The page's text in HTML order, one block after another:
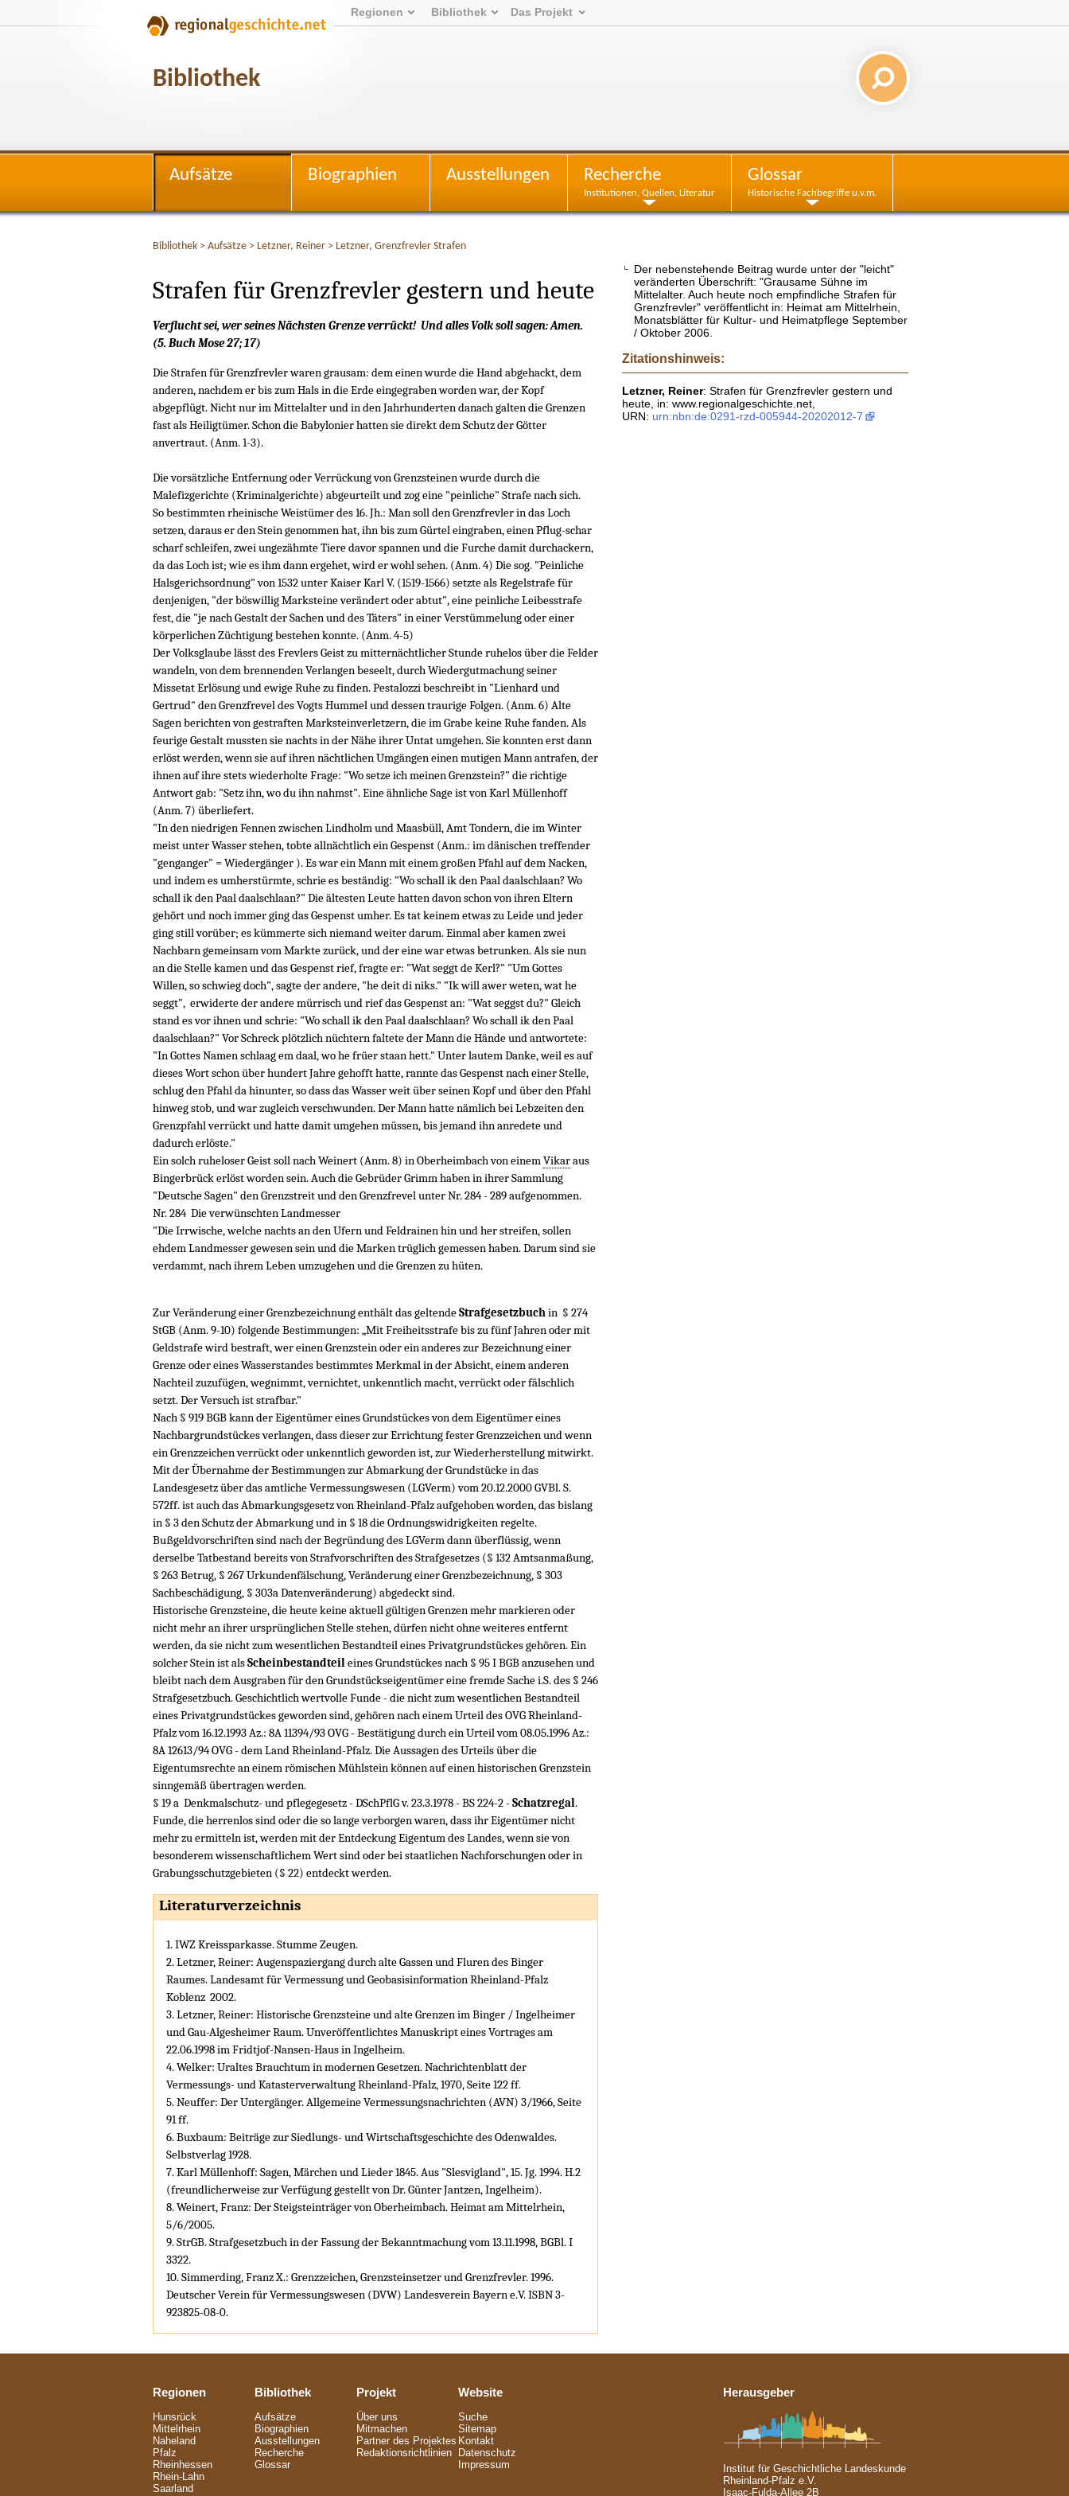
Regionen Bibliothek Das Projekt
Bibliothek
Aufsätze Biographien Ausstellungen Recherche
Institutionen, Quellen, Literatur
Glossar
Historische Fachbegriffe u.v.m.
Bibliothek > Aufsätze> Letzner, Reiner> Letzner, Grenzfrevler Strafen
Strafen für Grenzfrevler gestern und heute
Verflucht sei, wer seines Nächsten Grenze verrückt! Und alles Volk soll sagen: Amen.
(5. Buch Mose 27; 17)
Die Strafen für Grenzfrevler waren grausam: dem einen wurde die Hand abgehackt, dem
anderen, nachdem er bis zum Hals in die Erde eingegraben worden war, der Kopf
abgepflügt. Nicht nur im Mittelalter und in den Jahrhunderten danach galten die Grenzen
fast als Heiligtümer. Schon die Babylonier hatten sie direkt dem Schutz der Götter
anvertraut. (Anm. 1-3).
Die vorsätzliche Entfernung oder Verrückung von Grenzsteinen wurde durch die
Malefizgerichte (Kriminalgerichte) abgeurteilt und zog eine "peinliche" Strafe nach sich.
So bestimmten rheinische Weistümer des 16. Jh.: Man soll den Grenzfrevler in das Loch
setzen, daraus er den Stein genommen hat, ihn bis zum Gürtel eingraben, einen Pflug-schar
scharf schleifen, zwei ungezähmte Tiere davor spannen und die Furche damit durchackern,
da das Loch ist; wie es ihm dann ergehet, wird er wohl sehen. (Anm. 4) Die sog. "Peinliche
Halsgerichsordnung" von 1532 unter Kaiser Karl V. (1519-1566) setzte als Regelstrafe für
denjenigen, "der böswillig Marksteine verändert oder abtut", eine peinliche Leibesstrafe
fest, die "je nach Gestalt der Sachen und des Täters" in einer Verstümmelung oder einer
körperlichen Züchtigung bestehen konnte. (Anm. 4-5)
Der Volksglaube lässt des Frevlers Geist zu mitternächtlicher Stunde ruhelos über die Felder
wandeln, von dem brennenden Verlangen beseelt, durch Wiedergutmachung seiner
Missetat Erlösung und ewige Ruhe zu finden. Pestalozzi beschreibt in "Lienhard und
Gertrud" den Grenzfrevel des Vogts Hummel und dessen traurige Folgen. (Anm. 6) Alte
Sagen berichten von gestraften Marksteinverletzern, die im Grabe keine Ruhe fanden. Als
feurige Gestalt mussten sie nachts in der Nähe ihrer Untat umgehen. Sie konnten erst dann
erlöst werden, wenn sie auf ihren nächtlichen Umgängen einen mutigen Mann antrafen, der
ihnen auf ihre stets wiederholte Frage: "Wo setze ich meinen Grenzstein?" die richtige
Antwort gab: "Setz ihn, wo du ihn nahmst". Eine ähnliche Sage ist von Karl Müllenhoff
(Anm. 7) überliefert.
"In den niedrigen Fennen zwischen Lindholm und Maasbüll, Amt Tondern, die im Winter
meist unter Wasser stehen, tobte allnächtlich ein Gespenst (Anm.: im dänischen treffender
"genganger" = Wiedergänger ). Es war ein Mann mit einem großen Pfahl auf dem Nacken,
und indem es umherstürmte, schrie es beständig: "Wo schall ik den Paal daalschlaan? Wo
schall ik den Paal daalschlaan?" Die ältesten Leute hatten davon schon von ihren Eltern
gehört und noch immer ging das Gespenst umher. Es tat keinem etwas zu Leide und jeder
ging still vorüber; es kümmerte sich niemand weiter darum. Einmal aber kamen zwei
Nachbarn gemeinsam vom Markte zurück, und der eine war etwas betrunken. Als sie nun
an die Stelle kamen und das Gespenst rief, fragte er: "Wat seggt de Kerl?" "Um Gottes
Willen, so schwieg doch", sagte der andere, "he deit di niks." "Ik will awer weten, wat he
seggt", erwiderte der andere mürrisch und rief das Gespenst an: "Wat seggst du?" Gleich
stand es vor ihnen und schrie: "Wo schall ik den Paal daalschlaan? Wo schall ik den Paal
daalschlaan?" Vor Schreck plötzlich nüchtern faltete der Mann die Hände und antwortete:
"In Gottes Namen schlaag em daal, wo he früer staan hett." Unter lautem Danke, weil es auf
dieses Wort schon über hundert Jahre gehofft hatte, rannte das Gespenst nach einer Stelle,
schlug den Pfahl da hinunter, so dass das Wasser weit über seinen Kopf und über den Pfahl
hinweg stob, und war zugleich verschwunden. Der Mann hatte nämlich bei Lebzeiten den
Grenzpfahl verrückt und hatte damit umgehen müssen, bis jemand ihn anredete und
dadurch erlöste."
Ein solch ruheloser Geist soll nach Weinert (Anm. 8) in Oberheimbach von einemVikaraus
Bingerbrück erlöst worden sein. Auch die Gebrüder Grimm haben in ihrer Sammlung
"Deutsche Sagen" den Grenzstreit und den Grenzfrevel unter Nr. 284 - 289 aufgenommen.
Nr. 284 Die verwünschten Landmesser
"Die Irrwische, welche nachts an den Ufern und Feldrainen hin und her streifen, sollen
ehdem Landmesser gewesen sein und die Marken trüglich gemessen haben. Darum sind sie
verdammt, nach ihrem Leben umzugehen und die Grenzen zu hüten.
Zur Veränderung einer Grenzbezeichnung enthält das geltendeStrafgesetzbuchin § 274
StGB (Anm. 9-10) folgende Bestimmungen: „Mit Freiheitsstrafe bis zu fünf Jahren oder mit
Geldstrafe wird bestraft, wer einen Grenzstein oder ein anderes zur Bezeichnung einer
Grenze oder eines Wasserstandes bestimmtes Merkmal in der Absicht, einem anderen
Nachteil zuzufügen, wegnimmt, vernichtet, unkenntlich macht, verrückt oder fälschlich
setzt. Der Versuch ist strafbar."
Nach § 919 BGB kann der Eigentümer eines Grundstückes von dem Eigentümer eines
Nachbargrundstückes verlangen, dass dieser zur Errichtung fester Grenzzeichen und wenn
ein Grenzzeichen verrückt oder unkenntlich geworden ist, zur Wiederherstellung mitwirkt.
Mit der Übernahme der Bestimmungen zur Abmarkung der Grundstücke in das
Landesgesetz über das amtliche Vermessungswesen (LGVerm) vom 20.12.2000 GVBl. S.
572ff. ist auch das Abmarkungsgesetz von Rheinland-Pfalz aufgehoben worden, das bislang
in § 3 den Schutz der Abmarkung und in § 18 die Ordnungswidrigkeiten regelte.
Bußgeldvorschriften sind nach der Begründung des LGVerm dann überflüssig, wenn
derselbe Tatbestand bereits von Strafvorschriften des Strafgesetzes (§ 132 Amtsanmaßung,
§ 263 Betrug, § 267 Urkundenfälschung, Veränderung einer Grenzbezeichnung, § 303
Sachbeschädigung, § 303a Datenveränderung) abgedeckt sind.
Historische Grenzsteine, die heute keine aktuell gültigen Grenzen mehr markieren oder
nicht mehr an ihrer ursprünglichen Stelle stehen, dürfen nicht ohne weiteres entfernt
werden, da sie nicht zum wesentlichen Bestandteil eines Privatgrundstückes gehören. Ein
solcher Stein ist alsScheinbestandteileines Grundstückes nach § 95 I BGB anzusehen und
bleibt nach dem Ausgraben für den Grundstückseigentümer eine fremde Sache i.S. des § 246
Strafgesetzbuch. Geschichtlich wertvolle Funde - die nicht zum wesentlichen Bestandteil
eines Privatgrundstückes geworden sind, gehören nach einem Urteil des OVG Rheinland-
Pfalz vom 16.12.1993 Az.: 8A 11394/93 OVG - Bestätigung durch ein Urteil vom 08.05.1996 Az.:
8A 12613/94 OVG - dem Land Rheinland-Pfalz. Die Aussagen des Urteils über die
Eigentumsrechte an einem römischen Mühlstein können auf einen historischen Grenzstein
sinngemäß übertragen werden.
§ 19 a Denkmalschutz- und pflegegesetz - DSchPflG v. 23.3.1978 - BS 224-2 -Schatzregal.
Funde, die herrenlos sind oder die so lange verborgen waren, dass ihr Eigentümer nicht
mehr zu ermitteln ist, werden mit der Entdeckung Eigentum des Landes, wenn sie von
besonderem wissenschaftlichem Wert sind oder bei staatlichen Nachforschungen oder in
Grabungsschutzgebieten (§ 22) entdeckt werden.
Literaturverzeichnis
1. IWZ Kreissparkasse. Stumme Zeugen.
2. Letzner, Reiner: Augenspaziergang durch alte Gassen und Fluren des Binger
Raumes. Landesamt für Vermessung und Geobasisinformation Rheinland-Pfalz
Koblenz 2002.
3. Letzner, Reiner: Historische Grenzsteine und alte Grenzen im Binger / Ingelheimer
und Gau-Algesheimer Raum. Unveröffentlichtes Manuskript eines Vortrages am
22.06.1998 im Fridtjof-Nansen-Haus in Ingelheim.
4. Welker: Uraltes Brauchtum in modernen Gesetzen. Nachrichtenblatt der
Vermessungs- und Katasterverwaltung Rheinland-Pfalz, 1970, Seite 122 ff.
5. Neuffer: Der Untergänger. Allgemeine Vermessungsnachrichten (AVN) 3/1966, Seite
91 ff.
6. Buxbaum: Beiträge zur Siedlungs- und Wirtschaftsgeschichte des Odenwaldes.
Selbstverlag 1928.
7. Karl Müllenhoff: Sagen, Märchen und Lieder 1845. Aus "Slesvigland", 15. Jg. 1994. H.2
(freundlicherweise zur Verfügung gestellt von Dr. Günter Jantzen, Ingelheim).
8. Weinert, Franz: Der Steigsteinträger von Oberheimbach. Heimat am Mittelrhein,
5/6/2005.
9. StrGB. Strafgesetzbuch in der Fassung der Bekanntmachung vom 13.11.1998, BGBl. I
3322.
10. Simmerding, Franz X.: Grenzzeichen, Grenzsteinsetzer und Grenzfrevler. 1996.
Deutscher Verein für Vermessungswesen (DVW) Landesverein Bayern e.V. ISBN 3-
923825-08-0.
Der nebenstehende Beitrag wurde unter der "leicht"
veränderten Überschrift: "Grausame Sühne im
Mittelalter. Auch heute noch empfindliche Strafen für
Grenzfrevler" veröffentlicht in: Heimat am Mittelrhein,
Monatsblätter für Kultur- und Heimatpflege September
/ Oktober 2006.
Zitationshinweis:
Letzner, Reiner: Strafen für Grenzfrevler gestern und
heute, in: www.regionalgeschichte.net,
URN: urn:nbn:de:0291-rzd-005944-20202012-7
Regionen
Hunsrück
Mittelrhein
Naheland
Pfalz
Rheinhessen
Rhein-Lahn
Saarland
Bibliothek
Aufsätze
Biographien
Ausstellungen
Recherche
Glossar
Projekt
Über uns
Mitmachen
Partner des Projektes
Redaktionsrichtlinien
Website
Suche
Sitemap
Kontakt
Datenschutz
Impressum
Herausgeber
Institut für Geschichtliche Landeskunde
Rheinland-Pfalz e.V.
Isaac-Fulda-Allee 2B